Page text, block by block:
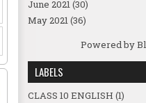
June 2021(30)
May 2021(36)
Powered by
LABELS
CLASS 10 ENGLISH (1)